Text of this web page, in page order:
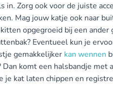
in. Zorg ook voor de juiste
Mag jouw katje ook naar
opgegroeid bij een ander
Eventueel kun je
gemakkelijker kan wennen
Dan komt een halsbandje met
je kat laten chippen en